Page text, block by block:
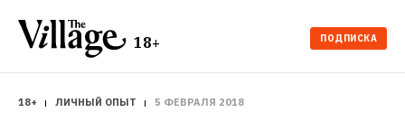
18+ ПОДПИСКА
18+ ЛИЧНЫЙ ОПЫТ 5 ФЕВРАЛЯ 2018